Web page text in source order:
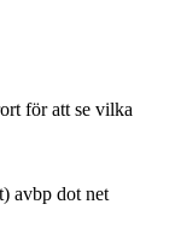
för att se vilka
avbp dot net